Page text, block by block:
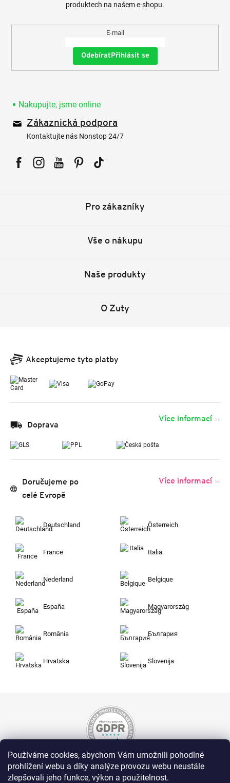
Používáme cookies, abychom Vám umožnili pohodlné
prohlížení webu a díky analýze provozu webu neustále
zlepšovali jeho funkce, výkon a použitelnost.
produktech na našem e-shopu.
E-mail
Přihlásit se
Nakupujte, jsme online
Zákaznická podpora
Kontaktujte nás Nonstop 24/7
Pro zákazníky
Vše o nákupu
Naše produkty
O Zuty
Akceptujeme tyto platby
Doprava
Více informací
Doručujeme po
celé Evropě
Více informací
Deutschland Österreich
France Italia
Nederland Belgique
España Magyarország
România България
Hrvatska Slovenija
Nakupujte na Zuty bezpečně a bez obav. Díky
HTTPS protokolu jsou Vaše citlivá data v